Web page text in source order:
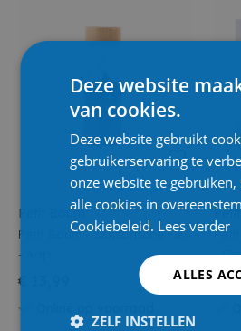
Petit Boum
Petit Boum - Sensorische Fles
- Aap
€ 13,99
-
€
Deze website
van cookies.
Deze website gebruikt
gebruikerservaring te
onze website te
alle cookies in
Cookiebeleid. Lees verder
ALLES
ZELF INSTELLEN